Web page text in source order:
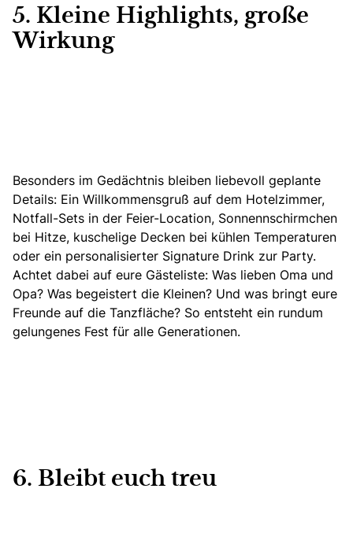
5. Kleine Highlights, große
Wirkung
Besonders im Gedächtnis bleiben liebevoll geplante
Details: Ein Willkommensgruß auf dem Hotelzimmer,
Notfall-Sets in der Feier-Location, Sonnennschirmchen
bei Hitze, kuschelige Decken bei kühlen Temperaturen
oder ein personalisierter Signature Drink zur Party.
Achtet dabei auf eure Gästeliste: Was lieben Oma und
Opa? Was begeistert die Kleinen? Und was bringt eure
Freunde auf die Tanzfläche? So entsteht ein rundum
gelungenes Fest für alle Generationen.
6. Bleibt euch treu